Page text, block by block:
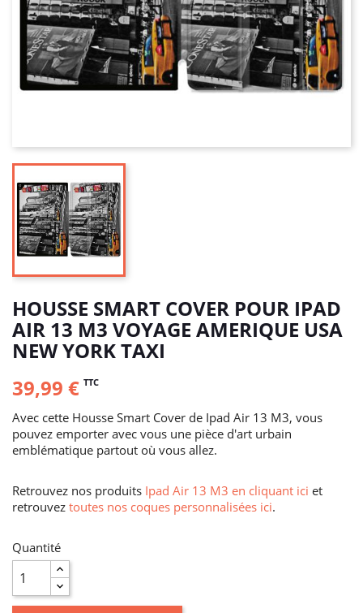
HOUSSE SMART COVER POUR IPAD
AIR 13 M3 VOYAGE AMERIQUE USA
NEW YORK TAXI
39,99 € TTC
Avec cette Housse Smart Cover de Ipad Air 13 M3, vous
pouvez emporter avec vous une pièce d'art urbain
emblématique partout où vous allez.
Retrouvez nos produits Ipad Air 13 M3 en cliquant ici et
retrouvez toutes nos coques personnalisées ici.
Quantité